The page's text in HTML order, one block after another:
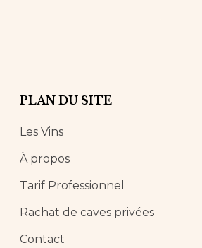
PLAN DU SITE
Les Vins
À propos
Tarif Professionnel
Rachat de caves privées
Contact